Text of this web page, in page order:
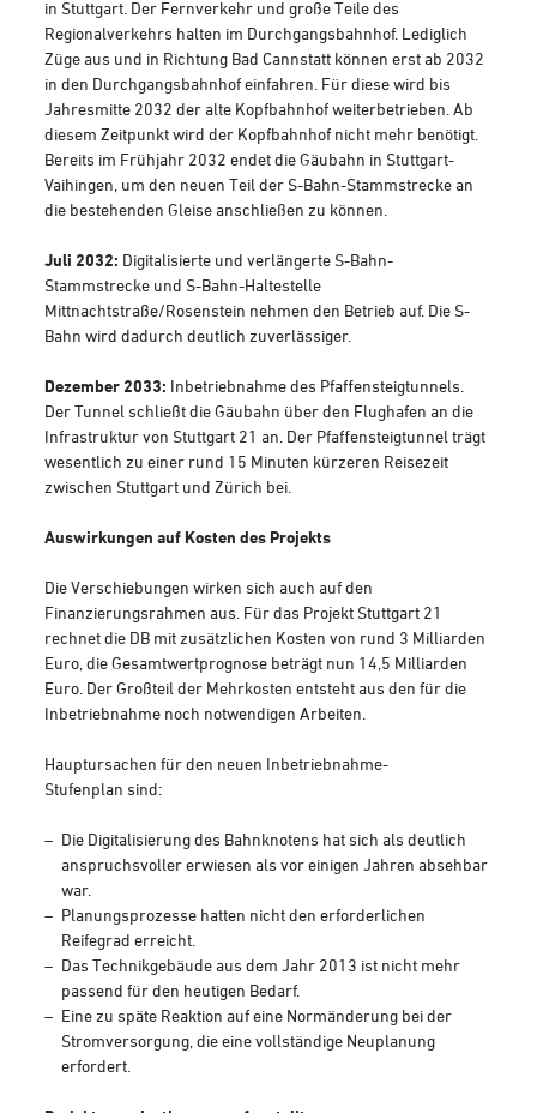
in Stuttgart. Der Fernverkehr und große Teile des
Regionalverkehrs halten im Durchgangsbahnhof. Lediglich
Züge aus und in Richtung Bad Cannstatt können erst ab 2032
in den Durchgangsbahnhof einfahren. Für diese wird bis
Jahresmitte 2032 der alte Kopfbahnhof weiterbetrieben. Ab
diesem Zeitpunkt wird der Kopfbahnhof nicht mehr benötigt.
Bereits im Frühjahr 2032 endet die Gäubahn in Stuttgart-
Vaihingen, um den neuen Teil der S-Bahn-Stammstrecke an
die bestehenden Gleise anschließen zu können.
Juli 2032: Digitalisierte und verlängerte S-Bahn-
Stammstrecke und S-Bahn-Haltestelle
Mittnachtstraße/Rosenstein nehmen den Betrieb auf. Die S-
Bahn wird dadurch deutlich zuverlässiger.
Dezember 2033: Inbetriebnahme des Pfaffensteigtunnels.
Der Tunnel schließt die Gäubahn über den Flughafen an die
Infrastruktur von Stuttgart 21 an. Der Pfaffensteigtunnel trägt
wesentlich zu einer rund 15 Minuten kürzeren Reisezeit
zwischen Stuttgart und Zürich bei.
Auswirkungen auf Kosten des Projekts
Die Verschiebungen wirken sich auch auf den
Finanzierungsrahmen aus. Für das Projekt Stuttgart 21
rechnet die DB mit zusätzlichen Kosten von rund 3 Milliarden
Euro, die Gesamtwertprognose beträgt nun 14,5 Milliarden
Euro. Der Großteil der Mehrkosten entsteht aus den für die
Inbetriebnahme noch notwendigen Arbeiten.
Hauptursachen für den neuen Inbetriebnahme-
Stufenplan sind:
Die Digitalisierung des Bahnknotens hat sich als deutlich
anspruchsvoller erwiesen als vor einigen Jahren absehbar
war.
Planungsprozesse hatten nicht den erforderlichen
Reifegrad erreicht.
Das Technikgebäude aus dem Jahr 2013 ist nicht mehr
passend für den heutigen Bedarf.
Eine zu späte Reaktion auf eine Normänderung bei der
Stromversorgung, die eine vollständige Neuplanung
erfordert.